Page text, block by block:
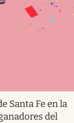
Santa Fe en la
del